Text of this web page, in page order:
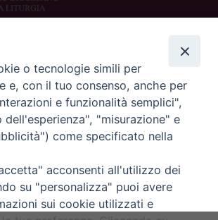
al catecumenato – 3 novembre 2024
condividi su
a
c
i
n
n
X
T
h
r
W
h
a
l
a
i
dell’iniziazione
o tecnologie simili per
e, con il tuo consenso, anche per
e funzionalità semplici",
dell'esperienza", "misurazione" e
come specificato nella
acconsenti all'utilizzo dei
su "personalizza" puoi avere
sui cookie utilizzati e